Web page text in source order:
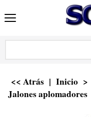
<< Atrás | Inicio >
Jalones aplomadores